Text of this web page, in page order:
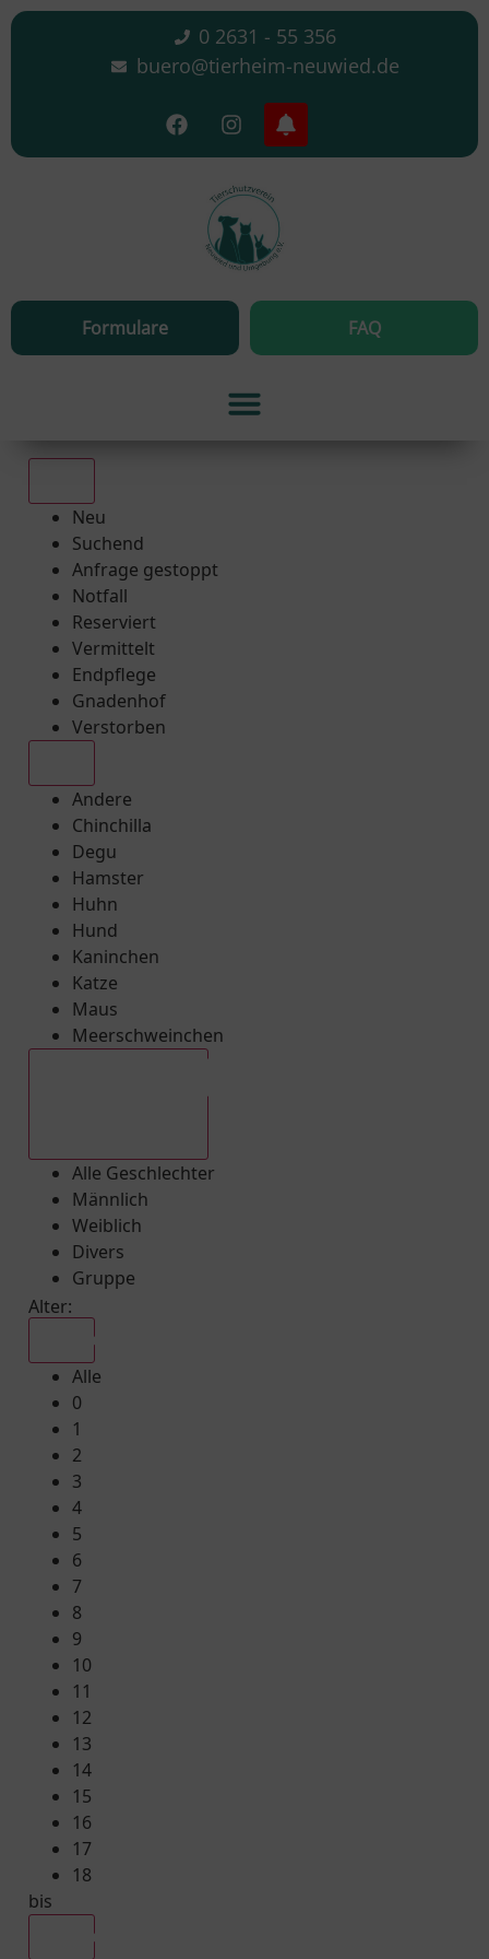
0 2631 - 55 356
buero@tierheim-neuwied.de
Formulare FAQ
Neu
Suchend
Anfrage gestoppt
Notfall
Reserviert
Vermittelt
Endpflege
Gnadenhof
Verstorben
Andere
Chinchilla
Degu
Hamster
Huhn
Hund
Kaninchen
Katze
Maus
Meerschweinchen
Alle Geschlechter
Männlich
Weiblich
Divers
Gruppe
Alter:
Alle
0
1
2
3
4
5
6
7
8
9
10
11
12
13
14
15
16
17
18
bis